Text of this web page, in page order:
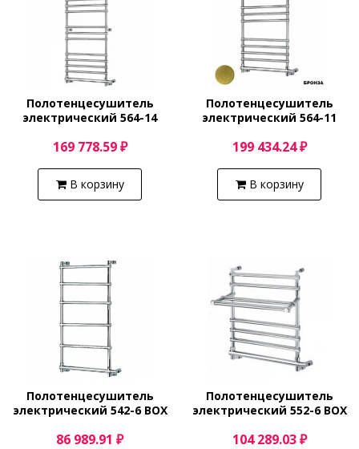
Полотенцесушитель
электрический 564-14
5644714CRNB
169 778.59 ₽
В корзину
Полотенцесушитель
электрический 564-11
Sole 5644711OBNB
199 434.24 ₽
В корзину
Полотенцесушитель
электрический 542-6 BOX
5424706CRNB
86 989.91 ₽
Полотенцесушитель
электрический 552-6 BOX
5524706CRPB
104 289.03 ₽